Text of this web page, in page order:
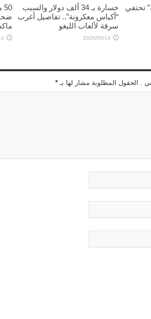
تحتفي
خسارة بـ 34 ألف دولار والسبب
“أكياس معكرونة”.. تفاصيل أغرب
سرقة لألعاب الليغو
2026/05/14
. الحقول المطلوبة مشار لها بـ *